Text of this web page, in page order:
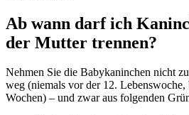
Ab wann darf ich
der Mutter trennen?
Nehmen Sie die Babykaninchen nicht
weg (niemals vor der 12. Lebenswoche,
Wochen) – und zwar aus folgenden